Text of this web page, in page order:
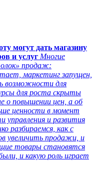
могут дать магазину
и услуг Многие
продаж:
маркетинг запущен,
возможности для
для роста скрыты
о повышении цен, а об
ценности в момент
управления и развития
разбираемся, как с
увеличить продажи, и
товары становятся
и какую роль играет